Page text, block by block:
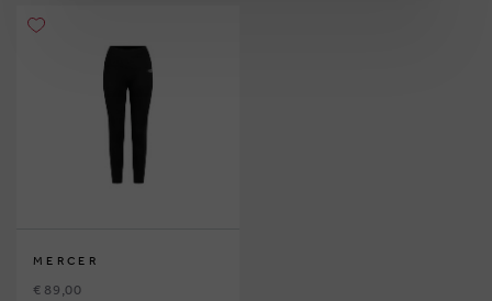
MERCER
€ 89,00